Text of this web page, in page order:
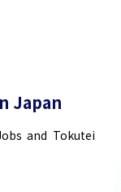
Japan
and Tokutei